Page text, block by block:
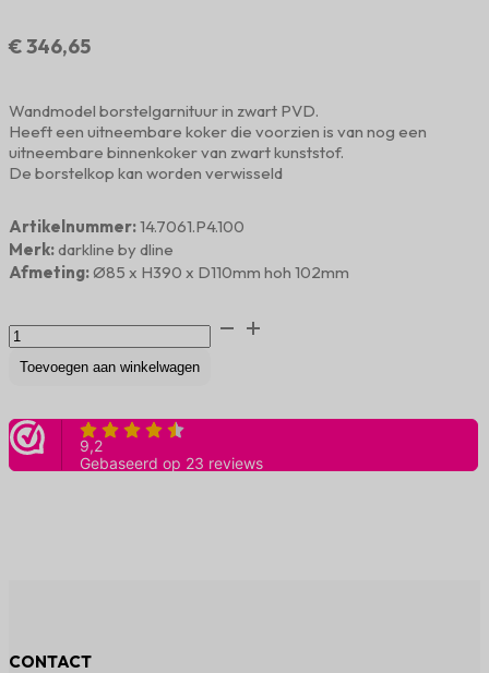
€346,65
Wandmodel borstelgarnituur in zwart PVD.
Heeft een uitneembare koker die voorzien is van nog een
uitneembare binnenkoker van zwart kunststof.
De borstelkop kan worden verwisseld
Artikelnummer:14.7061.P4.100
Merk:darkline by dline
Afmeting:Ø85 x H390 x D110mm hoh 102mm
Toiletborstelgarnituur
charcoal
PVD
Toevoegen aan winkelwagen
CONTACT